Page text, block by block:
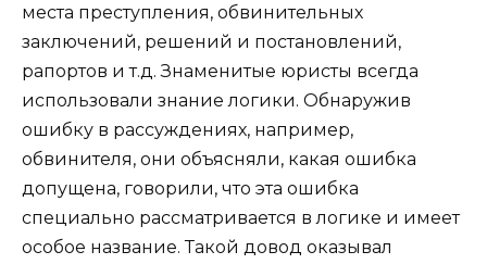
места преступления, обвинительных
заключений, решений и постановлений,
рапортов и т.д. Знаменитые юристы всегда
использовали знание логики. Обнаружив
ошибку в рассуждениях, например,
обвинителя, они объясняли, какая ошибка
допущена, говорили, что эта ошибка
специально рассматривается в логике и имеет
особое название. Такой довод оказывал